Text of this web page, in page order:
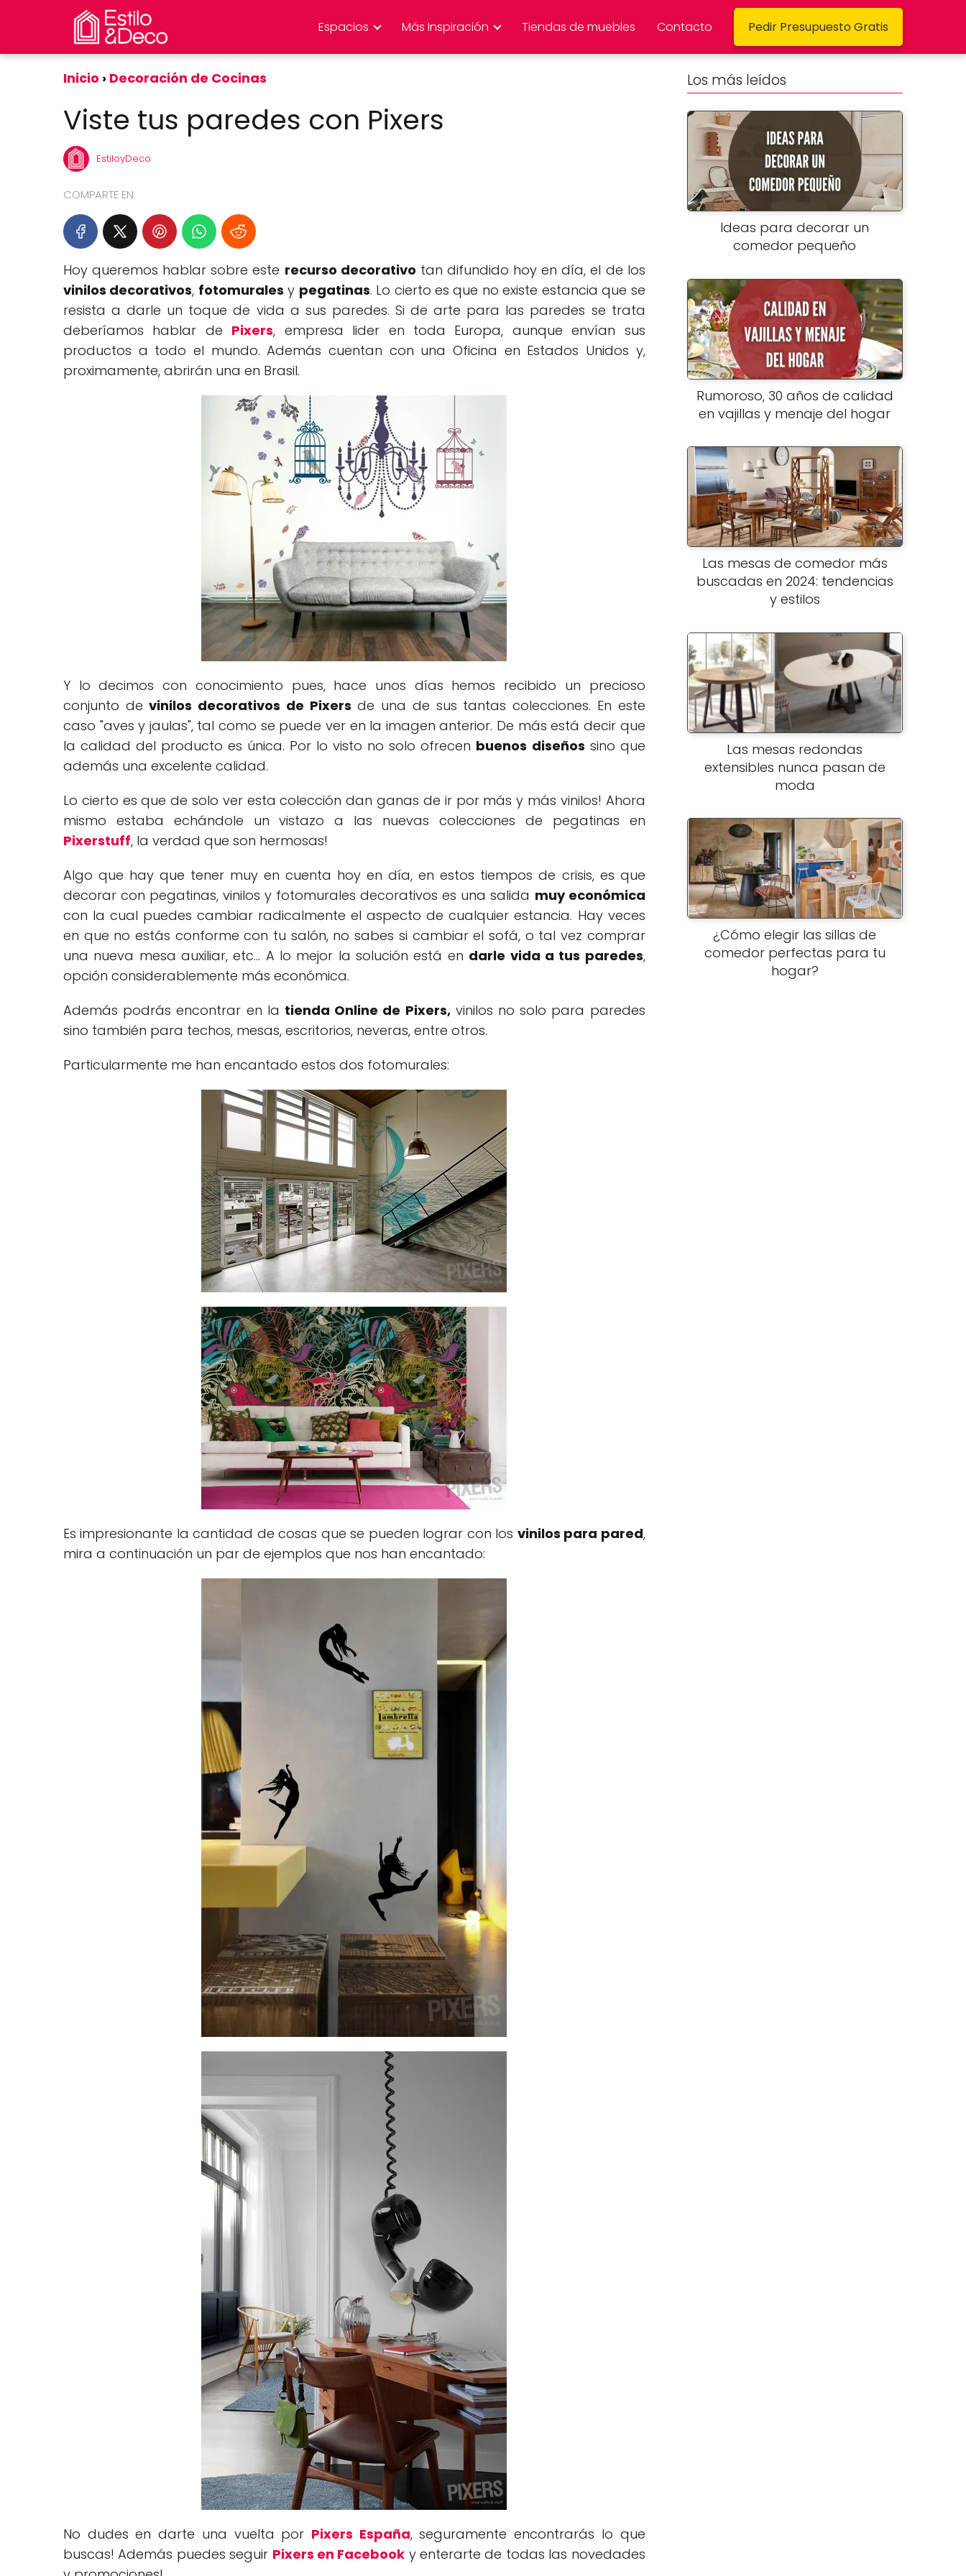
Espacios Más Inspiración Tiendas de muebles Contacto Pedir Presupuesto Gratis
Inicio Decoración de Cocinas
Viste tus paredes con Pixers
EstiloyDeco
COMPARTE EN:
Hoy queremos hablar sobre este recurso decorativo tan difundido hoy en día, el de los
vinilos decorativos, fotomurales y pegatinas. Lo cierto es que no existe estancia que se
resista a darle un toque de vida a sus paredes. Si de arte para las paredes se trata
deberíamos hablar de Pixers, empresa lider en toda Europa, aunque envían sus
productos a todo el mundo. Además cuentan con una Oficina en Estados Unidos y,
proximamente, abrirán una en Brasil.
Y lo decimos con conocimiento pues, hace unos días hemos recibido un precioso
conjunto devinilos decorativos de Pixers de una de sus tantas colecciones. En este
caso "aves y jaulas", tal como se puede ver en la imagen anterior. De más está decir que
la calidad del producto es única. Por lo visto no solo ofrecen buenos diseños sino que
además una excelente calidad.
Lo cierto es que de solo ver esta colección dan ganas de ir por más y más vinilos! Ahora
mismo estaba echándole un vistazo a las nuevas colecciones de pegatinas en
Pixerstuff, la verdad que son hermosas!
Algo que hay que tener muy en cuenta hoy en día, en estos tiempos de crisis, es que
decorar con pegatinas, vinilos y fotomurales decorativos es una salida muy económica
con la cual puedes cambiar radicalmente el aspecto de cualquier estancia. Hay veces
en que no estás conforme con tu salón, no sabes si cambiar el sofá, o tal vez comprar
una nueva mesa auxiliar, etc... A lo mejor la solución está en darle vida a tus paredes,
opción considerablemente más económica.
Además podrás encontrar en la tienda Online de Pixers,vinilos no solo para paredes
sino también para techos, mesas, escritorios, neveras, entre otros.
Particularmente me han encantado estos dos fotomurales:
Es impresionante la cantidad de cosas que se pueden lograr con los vinilos para pared,
mira a continuación un par de ejemplos que nos han encantado:
No dudes en darte una vuelta por Pixers España, seguramente encontrarás lo que
buscas! Además puedes seguir Pixers en Facebook y enterarte de todas las novedades
Los más leídos
Ideas para decorar un
comedor pequeño
Rumoroso, 30 años de calidad
en vajillas y menaje del hogar
Las mesas de comedor más
buscadas en 2024: tendencias
y estilos
Las mesas redondas
extensibles nunca pasan de
moda
¿Cómo elegir las sillas de
comedor perfectas para tu
hogar?